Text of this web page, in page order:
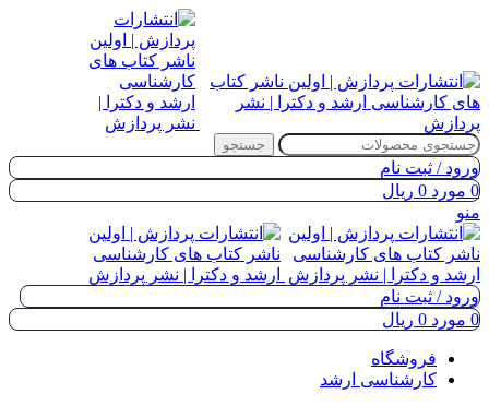
جستجو
ورود / ثبت نام
0 مورد 0 ریال
منو
ورود / ثبت نام
0 مورد 0 ریال
فروشگاه
کارشناسی ارشد